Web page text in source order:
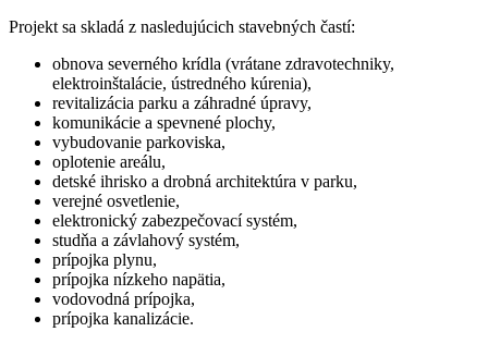
Projekt sa skladá z nasledujúcich stavebných častí:
obnova severného krídla (vrátane zdravotechniky,
elektroinštalácie, ústredného kúrenia),
revitalizácia parku a záhradné úpravy,
komunikácie a spevnené plochy,
vybudovanie parkoviska,
oplotenie areálu,
detské ihrisko a drobná architektúra v parku,
verejné osvetlenie,
elektronický zabezpečovací systém,
studňa a závlahový systém,
prípojka plynu,
prípojka nízkeho napätia,
vodovodná prípojka,
prípojka kanalizácie.